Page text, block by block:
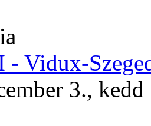
- Vidux-
3., kedd